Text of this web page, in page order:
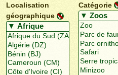
Localisation
géographique
Catégorie